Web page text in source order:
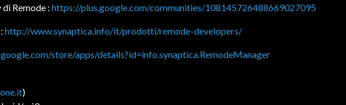
Remode : https://plus.google.com/communities/108145726488669027095
http://www.synaptica.info/it/prodotti/remode-developers/
store/apps/details?id=info.synaptica.RemodeManager
)